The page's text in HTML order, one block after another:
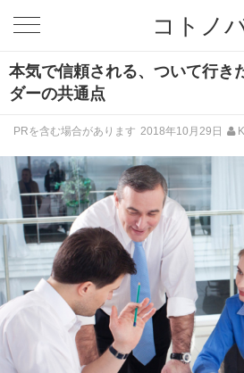
コトノ
本気で信頼される、ついて行き
ダーの共通点
PRを含む場合があります 2018年10月29日